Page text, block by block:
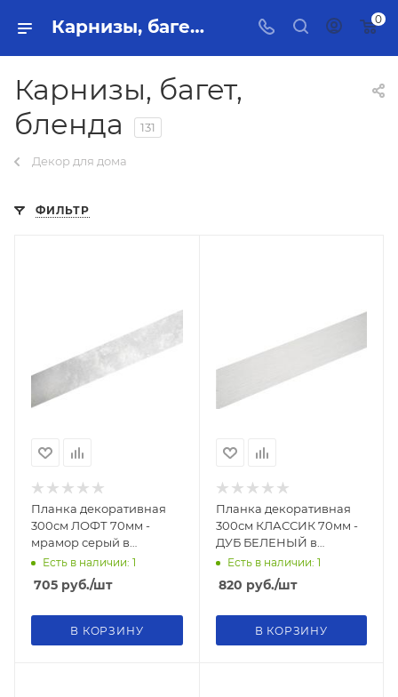
Карнизы, багет, бленда Тольятти - купить в интернет-магазине, каталог с ценами и характеристиками 0
Карнизы, багет,
бленда
131
Декор для дома
ФИЛЬТР
Планка декоративная
300см ЛОФТ 70мм -
мрамор серый в
коробке
Есть в наличии: 1
705 руб./шт
В КОРЗИНУ
Планка декоративная
300см КЛАССИК 70мм -
ДУБ БЕЛЕНЫЙ в
коробке
Есть в наличии: 1
820 руб./шт
В КОРЗИНУ